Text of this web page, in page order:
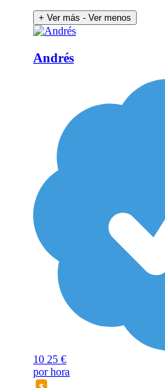
+ Ver más - Ver menos
Andrés
10 25 €
por hora